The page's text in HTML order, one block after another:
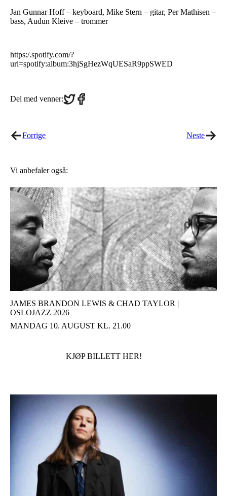
Jan Gunnar Hoff – keyboard, Mike Stern – gitar, Per Mathisen –
bass, Audun Kleive – trommer
https:/.spotify.com/?
uri=spotify:album:3hjSgHezWqUESaR9ppSWED
Del med venner:Share
on
Share
on
Forrige Neste
Vi anbefaler også:
JAMES BRANDON LEWIS & CHAD TAYLOR |
OSLOJAZZ 2026
MANDAG 10. AUGUST KL. 21.00
KJØP BILLETT HER!